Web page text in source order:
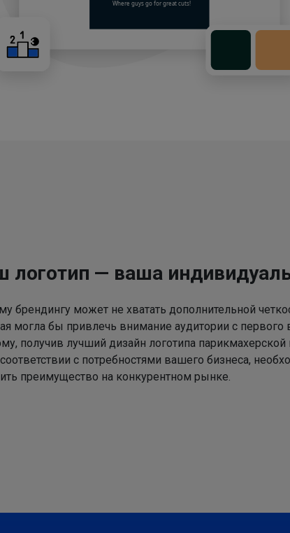
логотип — ваша
брендингу может не хватать дополнительной
могла бы привлечь внимание аудитории с первого
получив лучший дизайн логотипа
с потребностями вашего бизнеса,
преимущество на конкурентном рынке.